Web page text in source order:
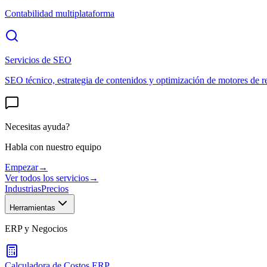
Contabilidad multiplataforma
Servicios de SEO
SEO técnico, estrategia de contenidos y optimización de motores de
Necesitas ayuda?
Habla con nuestro equipo
Empezar→
Ver todos los servicios→
IndustriasPrecios
Herramientas
ERP y Negocios